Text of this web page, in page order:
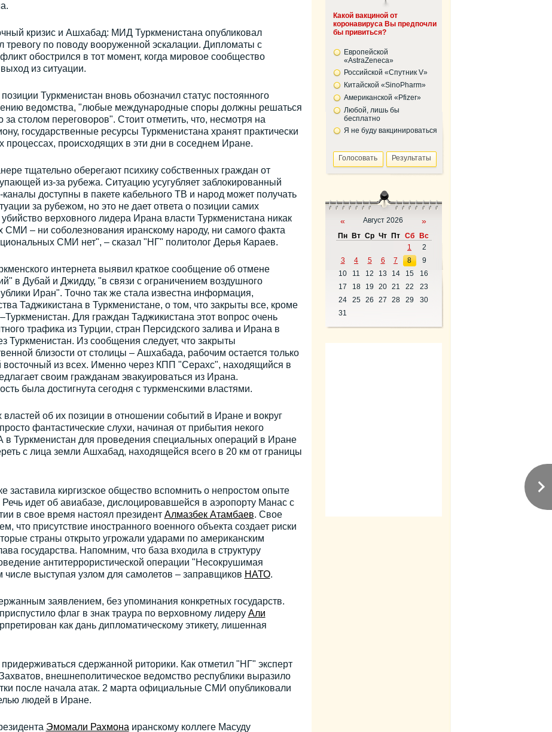
кризис и Ашхабад: МИД Туркменистана опубликовал
по поводу вооруженной эскалации. Дипломаты с
обострился в тот момент, когда мировое сообщество
из ситуации.
Туркменистан вновь обозначил статус постоянного
ведомства, "любые международные споры должны решаться
столом переговоров". Стоит отметить, что, несмотря на
государственные ресурсы Туркменистана хранят практически
процессах, происходящих в эти дни в соседнем Иране.
тщательно оберегают психику собственных граждан от
из-за рубежа. Ситуацию усугубляет заблокированный
доступны в пакете кабельного ТВ и народ может получать
за рубежом, но это не дает ответа о позиции самих
верховного лидера Ирана власти Туркменистана никак
СМИ – ни соболезнования иранскому народу, ни самого факта
СМИ нет", – сказал "НГ" политолог Дерья Караев.
интернета выявил краткое сообщение об отмене
в Дубай и Джидду, "в связи с ограничением воздушного
Иран". Точно так же стала известна информация,
Таджикистана в Туркменистане, о том, что закрыты все, кроме
Для граждан Таджикистана этот вопрос очень
трафика из Турции, стран Персидского залива и Ирана в
Туркменистан. Из сообщения следует, что закрыты
близости от столицы – Ашхабада, рабочим остается только
из всех. Именно через КПП "Серахс", находящийся в
своим гражданам эвакуироваться из Ирана.
была достигнута сегодня с туркменскими властями.
властей об их позиции в отношении событий в Иране и вокруг
фантастические слухи, начиная от прибытия некого
в Туркменистан для проведения специальных операций в Иране
с лица земли Ашхабад, находящейся всего в 20 км от границы
заставила киргизское общество вспомнить о непростом опыте
идет об авиабазе, дислоцировавшейся в аэропорту Манас с
в свое время настоял президент Алмазбек Атамбаев. Свое
что присутствие иностранного военного объекта создает риски
страны открыто угрожали ударами по американским
государства. Напомним, что база входила в структуру
антитеррористической операции "Несокрушимая
выступая узлом для самолетов – заправщиков НАТО.
заявлением, без упоминания конкретных государств.
флаг в знак траура по верховному лидеру Али
как дань дипломатическому этикету, лишенная
сдержанной риторики. Как отметил "НГ" эксперт
внешнеполитическое ведомство республики выразило
после начала атак. 2 марта официальные СМИ опубликовали
людей в Иране.
Эмомали Рахмона иранскому коллеге Масуду
Какой вакциной от
коронавируса Вы предпочли
бы привиться?
Европейской
«AstraZeneca»
Российской «Спутник V»
Китайской «SinoPharm»
Американской «Pfizer»
Любой, лишь бы
бесплатно
Я не буду вакцинироваться
« Август 2026 »
Пн Вт Ср Чт Пт Сб
Вс
1
2
3
4 5 6 7 8
9
10
11 12 13 14 15
16
17
18 19 20 21 22
23
24
25 26 27 28 29
30
31